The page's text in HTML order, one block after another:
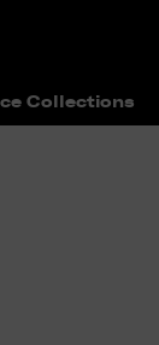
Collections